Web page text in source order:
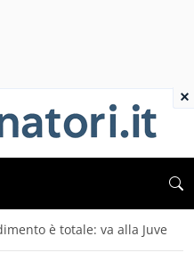
è totale: va alla Juve
×